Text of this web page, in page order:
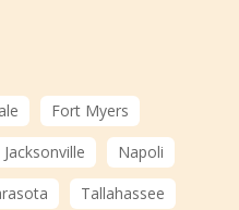
Fort Myers
Jacksonville
Napoli
Tallahassee